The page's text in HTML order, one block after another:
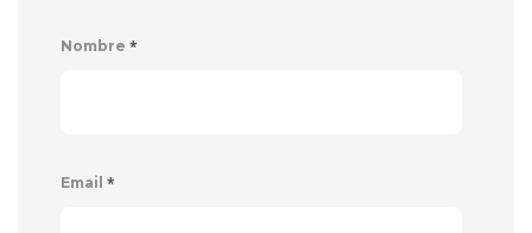
Nombre *
Email *